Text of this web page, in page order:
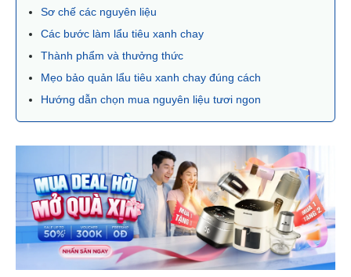
Sơ chế các nguyên liệu
Các bước làm lẩu tiêu xanh chay
Thành phẩm và thưởng thức
Mẹo bảo quản lẩu tiêu xanh chay đúng cách
Hướng dẫn chọn mua nguyên liệu tươi ngon